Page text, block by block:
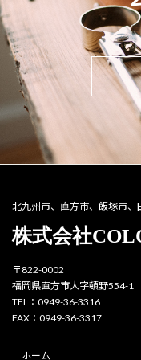
北九州市、直方市、飯塚市、
株式会社
〒822-0002
福岡県直方市大字頓野554-1
TEL：0949-36-3316
FAX：0949-36-3317
ホーム